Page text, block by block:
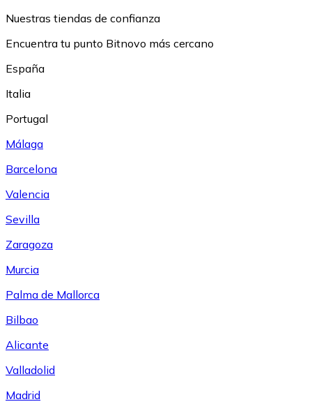
Nuestras tiendas de confianza
Encuentra tu punto Bitnovo más cercano
España
Italia
Portugal
Málaga
Barcelona
Valencia
Sevilla
Zaragoza
Murcia
Palma de Mallorca
Bilbao
Alicante
Valladolid
Madrid